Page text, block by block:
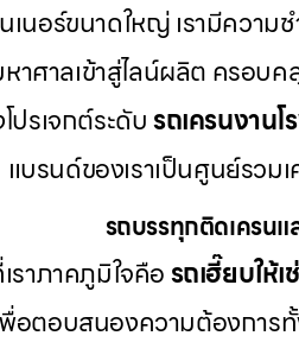
นอร์ขนาดใหญ่ เรามีความ
ศาลเข้าสู่ไลน์ผลิต ครอบ
ปรเจกต์ระดับรถเครนงานโ
แบรนด์ของเราเป็นศูนย์รวม
รถบรรทุกติดเครนแ
าภาคภูมิใจคือรถเฮี๊ยบให้เ
พื่อตอบสนองความต้องการ